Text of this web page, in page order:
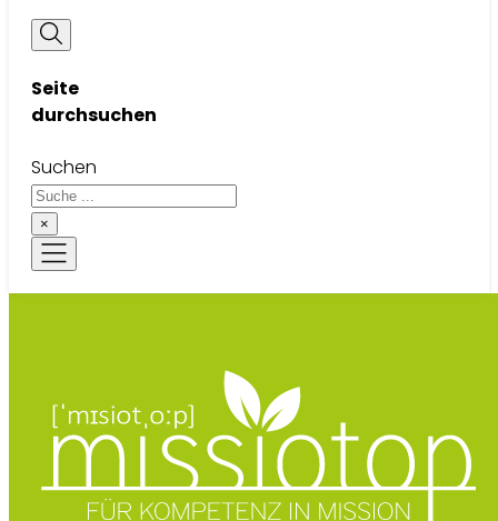
Seite
durchsuchen
Suchen
×